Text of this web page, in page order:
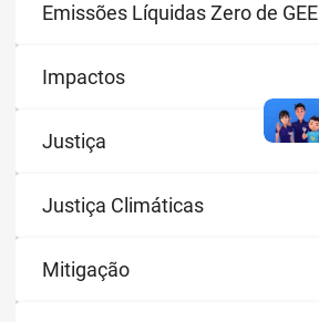
Emissões Líquidas Zero de GEE
Impactos
Justiça
Justiça Climáticas
Mitigação